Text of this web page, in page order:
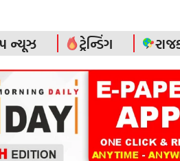
ન્યૂઝ ટ્રેન્ડિંગ